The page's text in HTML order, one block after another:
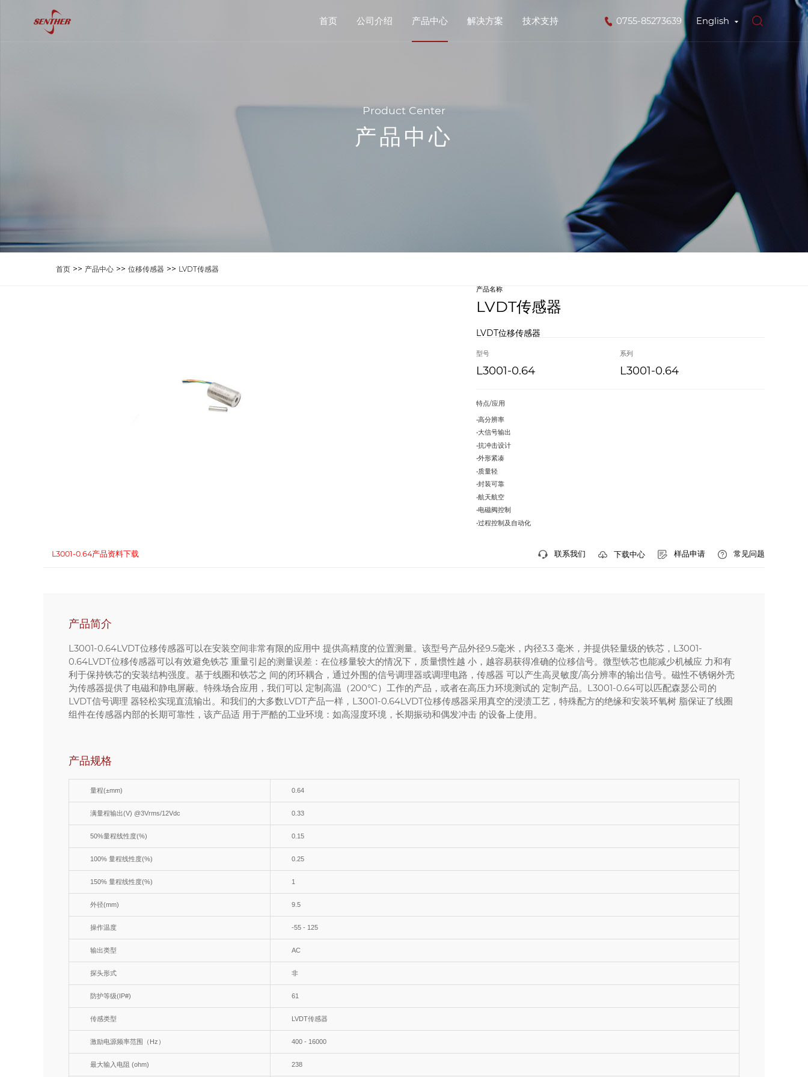
English
0755-85273639
首页 公司介绍 产品中心 解决方案 技术支持
Product Center
产品中心
首页 >> 产品中心 >> 位移传感器 >> LVDT传感器
产品名称
LVDT传感器
LVDT位移传感器
型号
L3001-0.64
系列
L3001-0.64
特点/应用
•高分辨率
•大信号输出
•抗冲击设计
•外形紧凑
•质量轻
•封装可靠
•航天航空
•电磁阀控制
•过程控制及自动化
L3001-0.64产品资料下载 联系我们 下载中心 样品申请 常见问题
产品简介
L3001-0.64LVDT位移传感器可以在安装空间非常有限的应用中 提供高精度的位置测量。该型号产品外径9.5毫米，内径3.3 毫米，并提供轻量级的铁芯，L3001-
0.64LVDT位移传感器可以有效避免铁芯 重量引起的测量误差：在位移量较大的情况下，质量惯性越 小，越容易获得准确的位移信号。微型铁芯也能减少机械应 力和有
利于保持铁芯的安装结构强度。基于线圈和铁芯之 间的闭环耦合，通过外围的信号调理器或调理电路，传感器 可以产生高灵敏度/高分辨率的输出信号。磁性不锈钢外壳
为传感器提供了电磁和静电屏蔽。特殊场合应用，我们可以 定制高温（200°C）工作的产品，或者在高压力环境测试的 定制产品。L3001-0.64可以匹配森瑟公司的
LVDT信号调理 器轻松实现直流输出。和我们的大多数LVDT产品一样，L3001-0.64LVDT位移传感器采用真空的浸渍工艺，特殊配方的绝缘和安装环氧树 脂保证了线圈
组件在传感器内部的长期可靠性，该产品适 用于严酷的工业环境：如高湿度环境，长期振动和偶发冲击 的设备上使用。
产品规格
量程(±mm) 0.64
满量程输出(V) @3Vrms/12Vdc 0.33
50%量程线性度(%) 0.15
100% 量程线性度(%) 0.25
150% 量程线性度(%) 1
外径(mm) 9.5
操作温度 -55 - 125
输出类型 AC
探头形式 非
防护等级(IP#) 61
传感类型 LVDT传感器
激励电源频率范围（Hz） 400 - 16000
最大输入电阻 (ohm) 238